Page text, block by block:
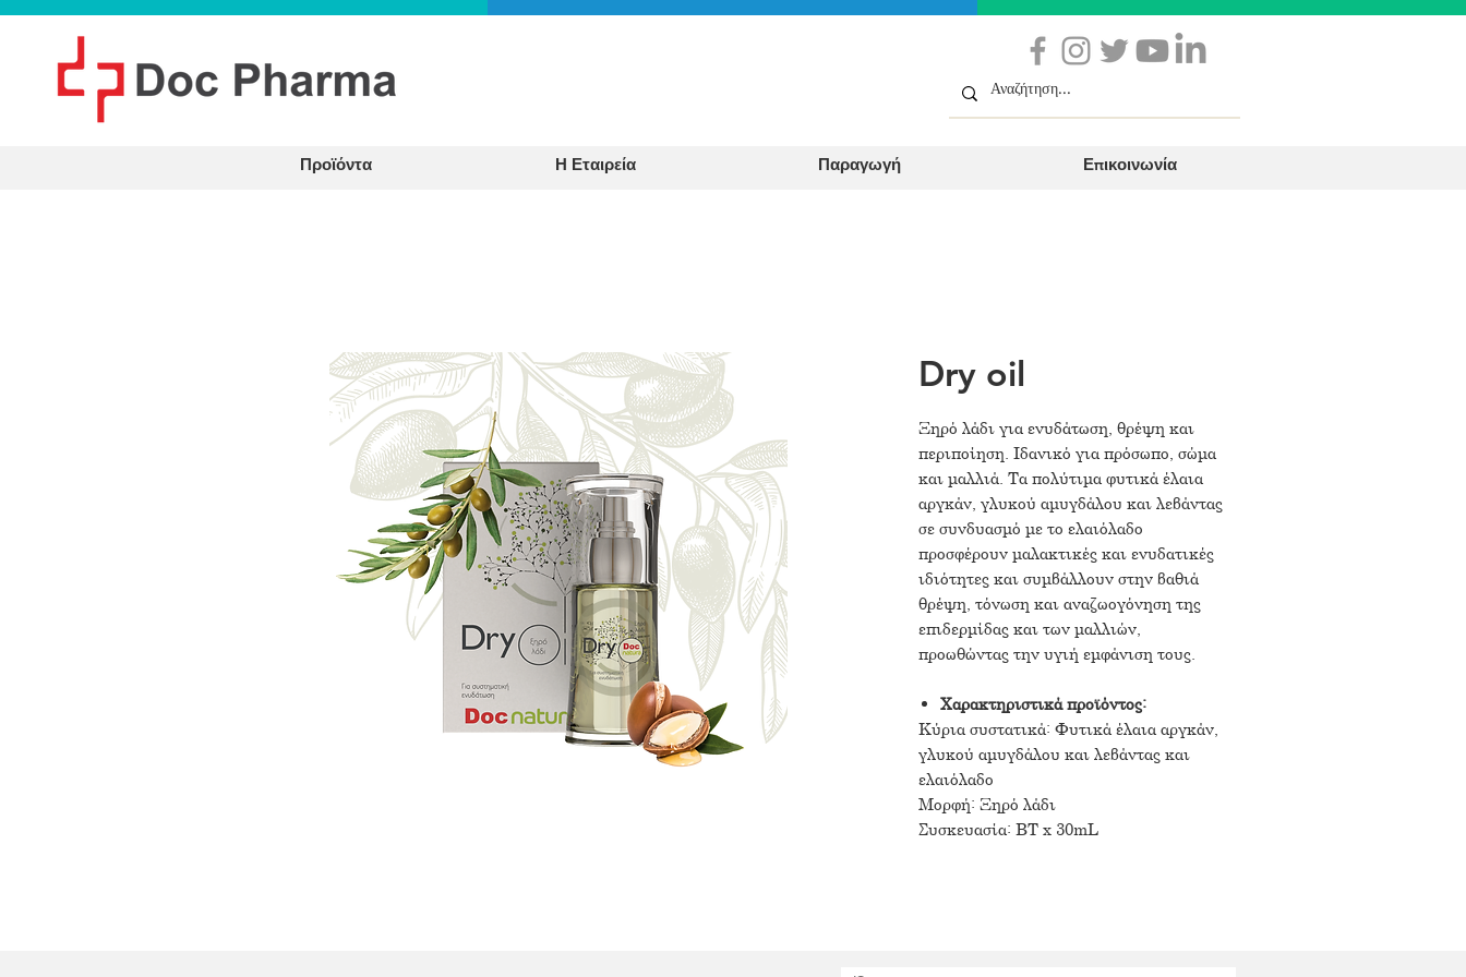
Προϊόντα Η Εταιρεία Παραγωγή Επικοινωνία
Dry oil
Ξηρό λάδι για ενυδάτωση, θρέψη και
περιποίηση. Ιδανικό για πρόσωπο, σώμα
και μαλλιά. Τα πολύτιμα φυτικά έλαια
αργκάν, γλυκού αμυγδάλου και λεβάντας
σε συνδυασμό με το ελαιόλαδο
προσφέρουν μαλακτικές και ενυδατικές
ιδιότητες και συμβάλλουν στην βαθιά
θρέψη, τόνωση και αναζωογόνηση της
επιδερμίδας και των μαλλιών,
προωθώντας την υγιή εμφάνιση τους.
Χαρακτηριστικά προϊόντος:
Κύρια συστατικά: Φυτικά έλαια αργκάν,
γλυκού αμυγδάλου και λεβάντας και
ελαιόλαδο
Μορφή: Ξηρό λάδι
Συσκευασία: BT x 30mL